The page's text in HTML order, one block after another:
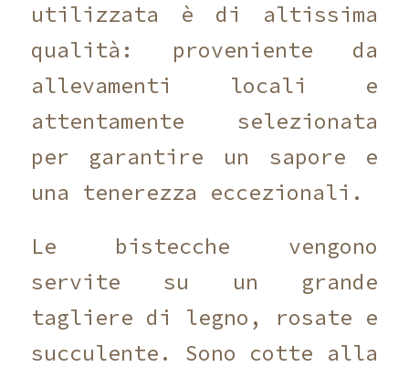
utilizzata è di altissima
qualità: proveniente da
allevamenti locali e
attentamente selezionata
per garantire un sapore e
una tenerezza eccezionali.
Le bistecche vengono
servite su un grande
tagliere di legno, rosate e
succulente. Sono cotte alla